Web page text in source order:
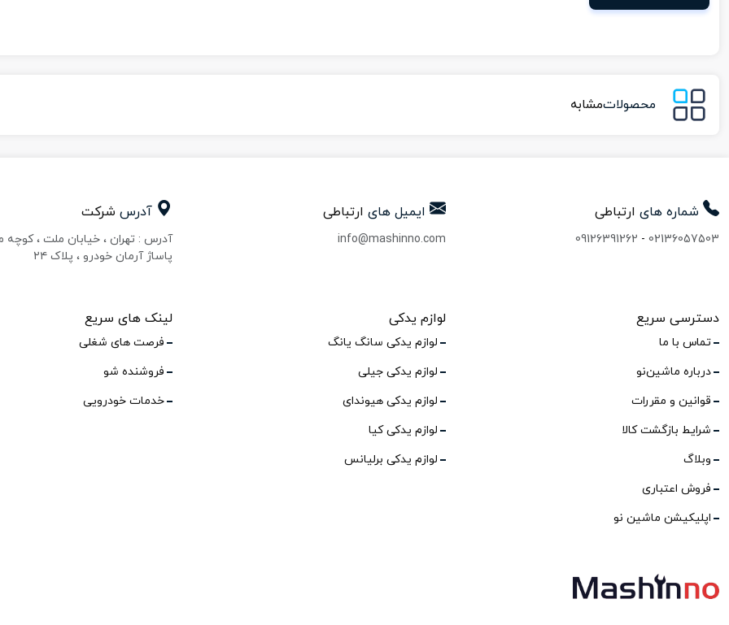
محصولاتمشابه
شماره های ارتباطی
02136057503
-
09126391262
ایمیل های ارتباطی
info@mashinno.com
آدرس شرکت
آدرس : تهران ، خیابان ملت ، کوچه
پاساژ آرمان خودرو ، پلاک ۲۴
دسترسی سریع
تماس با ما
درباره ماشین‌نو
قوانین و مقررات
شرایط بازگشت کالا
وبلاگ
فروش اعتباری
اپلیکیشن ماشین نو
لوازم یدکی
لوازم یدکی سانگ یانگ
لوازم یدکی جیلی
لوازم یدکی هیوندای
لوازم یدکی کیا
لوازم یدکی برلیانس
لینک های سریع
فرصت های شغلی
فروشنده شو
خدمات خودرویی